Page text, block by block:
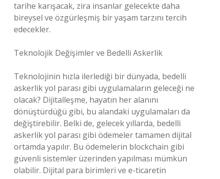
tarihe karışacak, zira insanlar gelecekte daha
bireysel ve özgürleşmiş bir yaşam tarzını tercih
edecekler.
Teknolojik Değişimler ve Bedelli Askerlik
Teknolojinin hızla ilerlediği bir dünyada, bedelli
askerlik yol parası gibi uygulamaların geleceği ne
olacak? Dijitalleşme, hayatın her alanını
dönüştürdüğü gibi, bu alandaki uygulamaları da
değiştirebilir. Belki de, gelecek yıllarda, bedelli
askerlik yol parası gibi ödemeler tamamen dijital
ortamda yapılır. Bu ödemelerin blockchain gibi
güvenli sistemler üzerinden yapılması mümkün
olabilir. Dijital para birimleri ve e-ticaretin